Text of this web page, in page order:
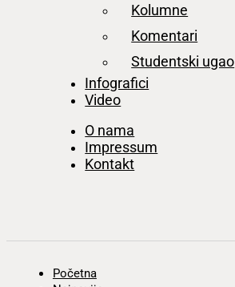
Kolumne
Komentari
Studentski ugao
Infografici
Video
O nama
Impressum
Kontakt
Početna